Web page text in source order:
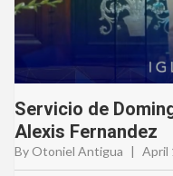
Servicio de
Alexis Fernandez
By Otoniel Antigua | April